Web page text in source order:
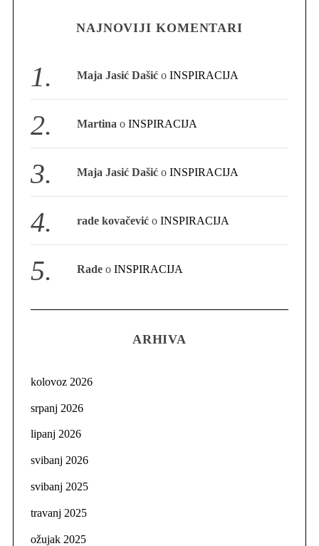
NAJNOVIJI KOMENTARI
Maja Jasić Dašić oINSPIRACIJA
Martina oINSPIRACIJA
Maja Jasić Dašić oINSPIRACIJA
rade kovačević oINSPIRACIJA
Rade oINSPIRACIJA
ARHIVA
kolovoz 2026
srpanj 2026
lipanj 2026
svibanj 2026
svibanj 2025
travanj 2025
ožujak 2025
r
f
: